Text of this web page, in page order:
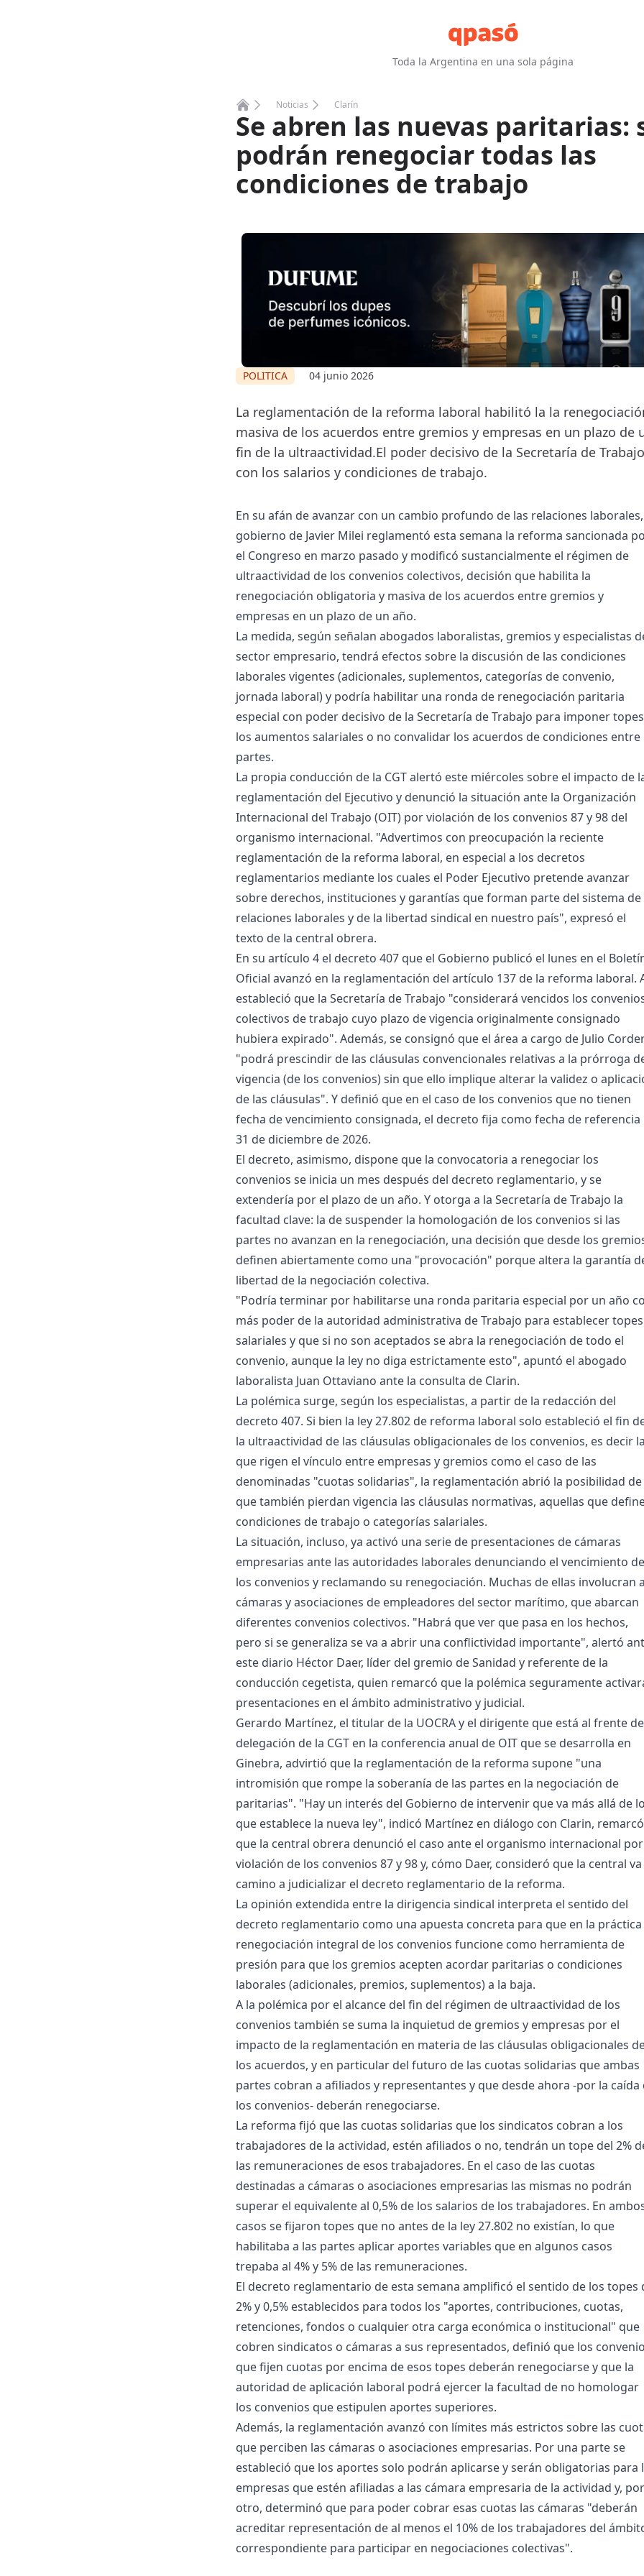
Toda la Argentina en una sola página
Home
Noticias Clarín
Se abren las nuevas paritarias:
podrán renegociar todas las
condiciones de trabajo
POLITICA 04 junio 2026
La reglamentación de la reforma laboral habilitó la la
masiva de los acuerdos entre gremios y empresas en un plazo de
fin de la ultraactividad.El poder decisivo de la Secretaría de
con los salarios y condiciones de trabajo.
En su afán de avanzar con un cambio profundo de las relaciones
gobierno de Javier Milei reglamentó esta semana la reforma sancionada
el Congreso en marzo pasado y modificó sustancialmente el régimen de
ultraactividad de los convenios colectivos, decisión que habilita la
renegociación obligatoria y masiva de los acuerdos entre gremios y
empresas en un plazo de un año.
La medida, según señalan abogados laboralistas, gremios y especialistas
sector empresario, tendrá efectos sobre la discusión de las condiciones
laborales vigentes (adicionales, suplementos, categorías de convenio,
jornada laboral) y podría habilitar una ronda de renegociación paritaria
especial con poder decisivo de la Secretaría de Trabajo para imponer
los aumentos salariales o no convalidar los acuerdos de condiciones entre
partes.
La propia conducción de la CGT alertó este miércoles sobre el impacto de
reglamentación del Ejecutivo y denunció la situación ante la Organización
Internacional del Trabajo (OIT) por violación de los convenios 87 y 98 del
organismo internacional. "Advertimos con preocupación la reciente
reglamentación de la reforma laboral, en especial a los decretos
reglamentarios mediante los cuales el Poder Ejecutivo pretende avanzar
sobre derechos, instituciones y garantías que forman parte del sistema de
relaciones laborales y de la libertad sindical en nuestro país", expresó el
texto de la central obrera.
En su artículo 4 el decreto 407 que el Gobierno publicó el lunes en el
Oficial avanzó en la reglamentación del artículo 137 de la reforma laboral.
estableció que la Secretaría de Trabajo "considerará vencidos los
colectivos de trabajo cuyo plazo de vigencia originalmente consignado
hubiera expirado". Además, se consignó que el área a cargo de Julio
"podrá prescindir de las cláusulas convencionales relativas a la prórroga
vigencia (de los convenios) sin que ello implique alterar la validez o
de las cláusulas". Y definió que en el caso de los convenios que no tienen
fecha de vencimiento consignada, el decreto fija como fecha de referencia
31 de diciembre de 2026.
El decreto, asimismo, dispone que la convocatoria a renegociar los
convenios se inicia un mes después del decreto reglamentario, y se
extendería por el plazo de un año. Y otorga a la Secretaría de Trabajo la
facultad clave: la de suspender la homologación de los convenios si las
partes no avanzan en la renegociación, una decisión que desde los
definen abiertamente como una "provocación" porque altera la garantía
libertad de la negociación colectiva.
"Podría terminar por habilitarse una ronda paritaria especial por un año
más poder de la autoridad administrativa de Trabajo para establecer topes
salariales y que si no son aceptados se abra la renegociación de todo el
convenio, aunque la ley no diga estrictamente esto", apuntó el abogado
laboralista Juan Ottaviano ante la consulta de Clarin.
La polémica surge, según los especialistas, a partir de la redacción del
decreto 407. Si bien la ley 27.802 de reforma laboral solo estableció el fin
la ultraactividad de las cláusulas obligacionales de los convenios, es decir
que rigen el vínculo entre empresas y gremios como el caso de las
denominadas "cuotas solidarias", la reglamentación abrió la posibilidad de
que también pierdan vigencia las cláusulas normativas, aquellas que
condiciones de trabajo o categorías salariales.
La situación, incluso, ya activó una serie de presentaciones de cámaras
empresarias ante las autoridades laborales denunciando el vencimiento de
los convenios y reclamando su renegociación. Muchas de ellas involucran a
cámaras y asociaciones de empleadores del sector marítimo, que abarcan
diferentes convenios colectivos. "Habrá que ver que pasa en los hechos,
pero si se generaliza se va a abrir una conflictividad importante", alertó
este diario Héctor Daer, líder del gremio de Sanidad y referente de la
conducción cegetista, quien remarcó que la polémica seguramente
presentaciones en el ámbito administrativo y judicial.
Gerardo Martínez, el titular de la UOCRA y el dirigente que está al frente
delegación de la CGT en la conferencia anual de OIT que se desarrolla en
Ginebra, advirtió que la reglamentación de la reforma supone "una
intromisión que rompe la soberanía de las partes en la negociación de
paritarias". "Hay un interés del Gobierno de intervenir que va más allá de lo
que establece la nueva ley", indicó Martínez en diálogo con Clarin, remarcó
que la central obrera denunció el caso ante el organismo internacional
violación de los convenios 87 y 98 y, cómo Daer, consideró que la central va
camino a judicializar el decreto reglamentario de la reforma.
La opinión extendida entre la dirigencia sindical interpreta el sentido del
decreto reglamentario como una apuesta concreta para que en la práctica
renegociación integral de los convenios funcione como herramienta de
presión para que los gremios acepten acordar paritarias o condiciones
laborales (adicionales, premios, suplementos) a la baja.
A la polémica por el alcance del fin del régimen de ultraactividad de los
convenios también se suma la inquietud de gremios y empresas por el
impacto de la reglamentación en materia de las cláusulas obligacionales
los acuerdos, y en particular del futuro de las cuotas solidarias que ambas
partes cobran a afiliados y representantes y que desde ahora -por la caída
los convenios- deberán renegociarse.
La reforma fijó que las cuotas solidarias que los sindicatos cobran a los
trabajadores de la actividad, estén afiliados o no, tendrán un tope del 2%
las remuneraciones de esos trabajadores. En el caso de las cuotas
destinadas a cámaras o asociaciones empresarias las mismas no podrán
superar el equivalente al 0,5% de los salarios de los trabajadores. En
casos se fijaron topes que no antes de la ley 27.802 no existían, lo que
habilitaba a las partes aplicar aportes variables que en algunos casos
trepaba al 4% y 5% de las remuneraciones.
El decreto reglamentario de esta semana amplificó el sentido de los topes
2% y 0,5% establecidos para todos los "aportes, contribuciones, cuotas,
retenciones, fondos o cualquier otra carga económica o institucional" que
cobren sindicatos o cámaras a sus representados, definió que los
que fijen cuotas por encima de esos topes deberán renegociarse y que la
autoridad de aplicación laboral podrá ejercer la facultad de no homologar
los convenios que estipulen aportes superiores.
Además, la reglamentación avanzó con límites más estrictos sobre las
que perciben las cámaras o asociaciones empresarias. Por una parte se
estableció que los aportes solo podrán aplicarse y serán obligatorias para
empresas que estén afiliadas a las cámara empresaria de la actividad y, por
otro, determinó que para poder cobrar esas cuotas las cámaras "deberán
acreditar representación de al menos el 10% de los trabajadores del
correspondiente para participar en negociaciones colectivas".